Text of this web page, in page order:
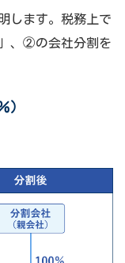
します。税務上で
」、②の会社分割を
）